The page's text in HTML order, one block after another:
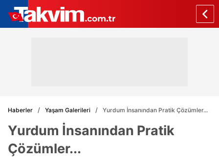
Haberler Yaşam Galerileri Yurdum İnsanından Pratik Çözümler...
Yurdum İnsanından Pratik
Çözümler...